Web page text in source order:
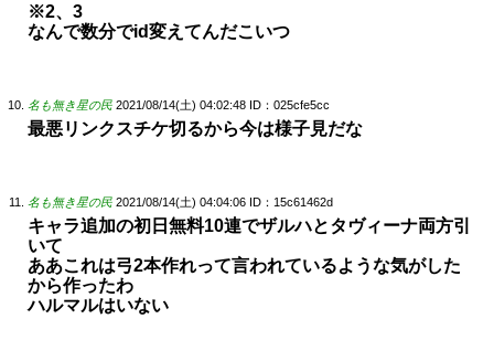
※2、3
なんで数分でid変えてんだこいつ
名も無き星の民 2021/08/14(土) 04:02:48 ID：025cfe5cc
最悪リンクスチケ切るから今は様子見だな
名も無き星の民 2021/08/14(土) 04:04:06 ID：15c61462d
キャラ追加の初日無料10連でザルハとタヴィーナ両方引
いて
ああこれは弓2本作れって言われているような気がした
から作ったわ
ハルマルはいない